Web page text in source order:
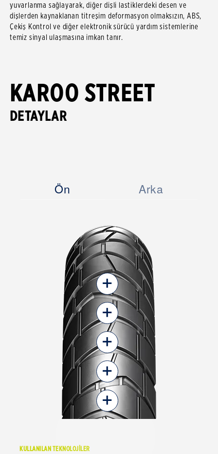
yuvarlanma sağlayarak, diğer dişli lastiklerdeki desen ve
dişlerden kaynaklanan titreşim deformasyon olmaksızın, ABS,
Çekiş Kontrol ve diğer elektronik sürücü yardım sistemlerine
temiz sinyal ulaşmasına imkan tanır.
KAROO STREET
DETAYLAR
Ön Arka
+
+
+
+
+
KULLANILAN TEKNOLOJİLER